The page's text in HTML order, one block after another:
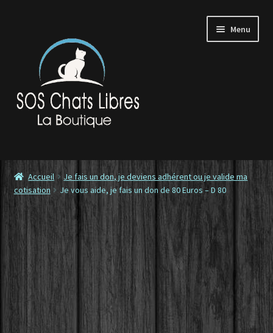
navigation
contenu
Menu
Accueil
Contactez-nous
Commande
Conditions générales de vente – Cnil – Loi informatique et
libertés – Règlement général sur la protection des
données
Accueil
Je fais un don, je deviens adhérent ou je valide ma
cotisation
Je vous aide, je fais un don de 80 Euros – D 80